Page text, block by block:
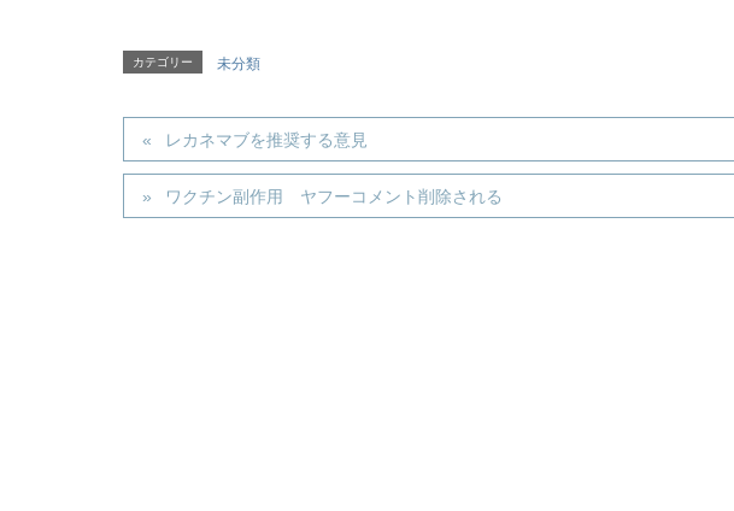
カテゴリー 未分類
レカネマブを推奨する意見
ワクチン副作用 ヤフーコメント削除される